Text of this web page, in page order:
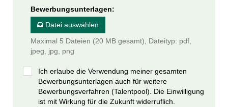
Bewerbungsunterlagen:
Datei auswählen
Maximal 5 Dateien (20 MB gesamt), Dateityp: pdf,
jpeg, jpg, png
Ich erlaube die Verwendung meiner gesamten
Bewerbungsunterlagen auch für weitere
Bewerbungsverfahren (Talentpool). Die Einwilligung
ist mit Wirkung für die Zukunft widerruflich.